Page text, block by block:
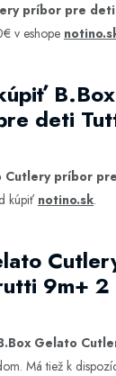
príbor pre
v eshope
deti
Cutlery príbor
kúpiť notino.sk.
9m+ 2
Gelato
Má tiež k